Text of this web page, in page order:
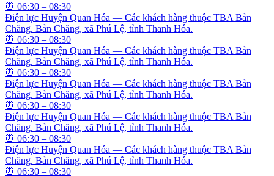
⏰ 06:30 – 08:30
Điện lực Huyện Quan Hóa — Các khách hàng thuộc TBA Bản
Chăng. Bản Chăng, xã Phú Lệ, tỉnh Thanh Hóa.
⏰ 06:30 – 08:30
Điện lực Huyện Quan Hóa — Các khách hàng thuộc TBA Bản
Chăng. Bản Chăng, xã Phú Lệ, tỉnh Thanh Hóa.
⏰ 06:30 – 08:30
Điện lực Huyện Quan Hóa — Các khách hàng thuộc TBA Bản
Chăng. Bản Chăng, xã Phú Lệ, tỉnh Thanh Hóa.
⏰ 06:30 – 08:30
Điện lực Huyện Quan Hóa — Các khách hàng thuộc TBA Bản
Chăng. Bản Chăng, xã Phú Lệ, tỉnh Thanh Hóa.
⏰ 06:30 – 08:30
Điện lực Huyện Quan Hóa — Các khách hàng thuộc TBA Bản
Chăng. Bản Chăng, xã Phú Lệ, tỉnh Thanh Hóa.
⏰ 06:30 – 08:30